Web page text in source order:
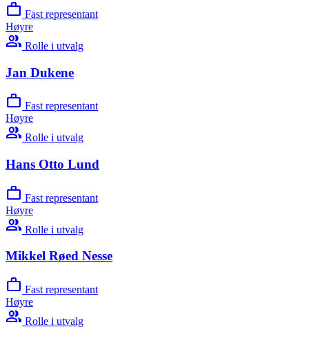
work Fast representant
Høyre
group Rolle i utvalg
Jan Dukene
work Fast representant
Høyre
group Rolle i utvalg
Hans Otto Lund
work Fast representant
Høyre
group Rolle i utvalg
Mikkel Røed Nesse
work Fast representant
Høyre
group Rolle i utvalg